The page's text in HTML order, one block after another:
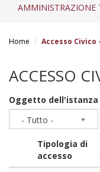
AMMINISTRAZIONE
Home Accesso Civico
ACCESSO
Oggetto dell'istanza
- Tutto -
Tipologia di
accesso